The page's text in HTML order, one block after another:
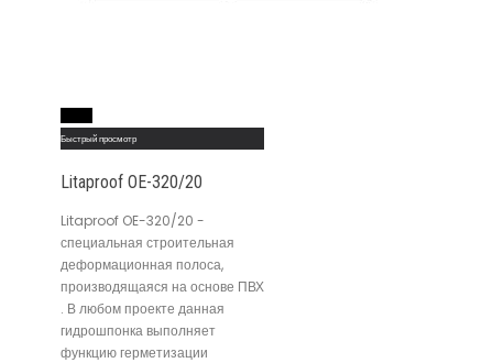
Быстрый просмотр
Litaproof OE-320/20
Litaproof OE-320/20 -
специальная строительная
деформационная полоса,
производящаяся на основе ПВХ
. В любом проекте данная
гидрошпонка выполняет
функцию герметизации